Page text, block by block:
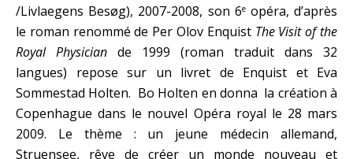
/Livlaegens Besøg), 2007-2008, son 6eopéra, d’après
le roman renommé de Per Olov Enquist The Visit of the
Royal Physician de 1999 (roman traduit dans 32
langues) repose sur un livret de Enquist et Eva
Sommestad Holten. Bo Holten en donna la création à
Copenhague dans le nouvel Opéra royal le 28 mars
2009. Le thème : un jeune médecin allemand,
Struensee, rêve de créer un monde nouveau et